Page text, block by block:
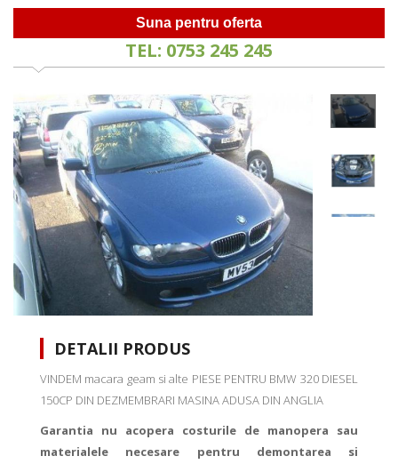
Suna pentru oferta
TEL: 0753 245 245
DETALII PRODUS
VINDEM macara geam si alte PIESE PENTRU BMW 320 DIESEL
150CP DIN DEZMEMBRARI MASINA ADUSA DIN ANGLIA
Garantia nu acopera costurile de manopera sau
materialele necesare pentru demontarea si